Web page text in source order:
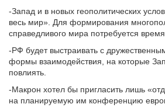
-Запад и в новых геополитических
весь мир». Для формирования
справедливого мира потребуется время.
-РФ будет выстраивать с
формы взаимодействия, на которые
повлиять.
-Макрон хотел бы пригласить лишь
на планируемую им конференцию